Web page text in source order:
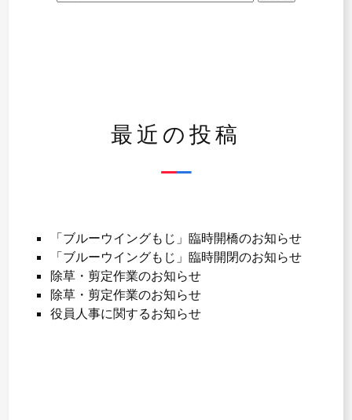
最近の投稿
「ブルーウイングもじ」臨時開橋のお知らせ
「ブルーウイングもじ」臨時開閉のお知らせ
除草・剪定作業のお知らせ
除草・剪定作業のお知らせ
役員人事に関するお知らせ